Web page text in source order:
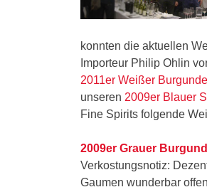
konnten die aktuellen
Importeur Philip Ohlin
2011er Weißer
unseren 2009er Blauer
Fine Spirits folgende
2009er Grauer
Verkostungsnotiz:
Gaumen wunderbar